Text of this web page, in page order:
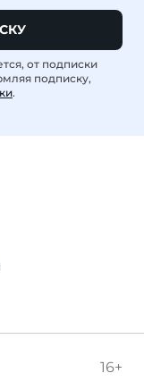
от подписки
подписку,
.
16+